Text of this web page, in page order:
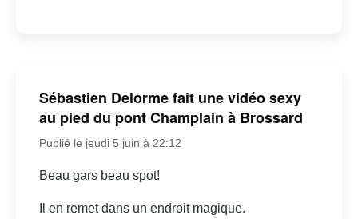
Sébastien Delorme fait une vidéo sexy
au pied du pont Champlain à Brossard
Publié le jeudi 5 juin à 22:12
Beau gars beau spot!
Il en remet dans un endroit magique.